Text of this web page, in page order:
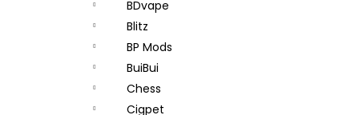
BDvape
Blitz
BP Mods
BuiBui
Chess
Cigpet